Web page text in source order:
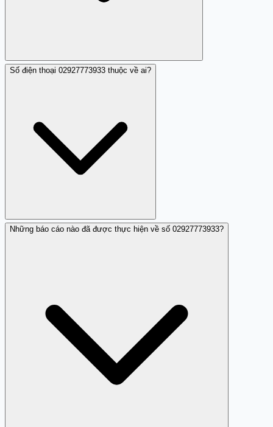
Số điện thoại 02927773933 thuộc về ai?
Hiện tại không có thông tin rõ ràng về chủ sở hữu của số
Những báo cáo nào đã được thực hiện về số 02927773933?